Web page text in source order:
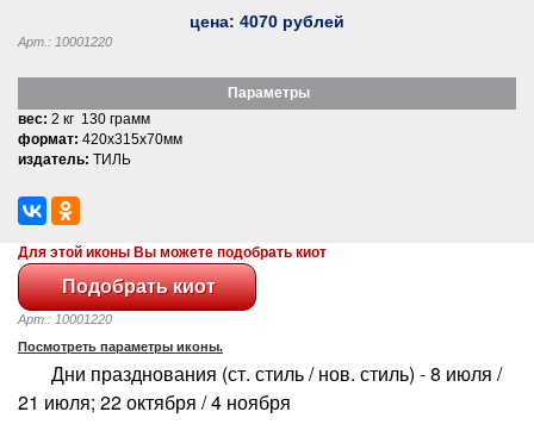
цена: 4070 рублей
Арт.: 10001220
Параметры
вес: 2 кг 130 грамм
формат: 420x315x70мм
издатель: ТИЛЬ
Для этой иконы Вы можете подобрать киот
Арт.: 10001220
Посмотреть параметры иконы.
Дни празднования (ст. стиль / нов. стиль) - 8 июля /
21 июля; 22 октября / 4 ноября